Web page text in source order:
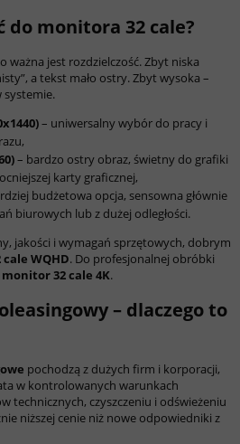
do monitora 32 cale?
ważna jest rozdzielczość. Zbyt niska
a tekst mało ostry. Zbyt wysoka –
systemie.
– uniwersalny wybór do pracy i
– bardzo ostry obraz, świetny do grafiki
karty graficznej,
budżetowa opcja, sensowna głównie
biurowych lub z dużej odległości.
jakości i wymagań sprzętowych, dobrym
WQHD. Do profesjonalnej obróbki
monitor 32 cale 4K.
– dlaczego to
pochodzą z dużych firm i korporacji,
w kontrolowanych warunkach
technicznych, czyszczeniu i odświeżeniu
niższej cenie niż nowe odpowiedniki z